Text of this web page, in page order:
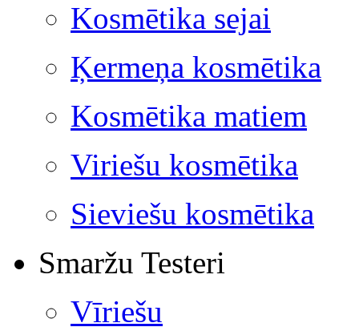
Kosmētika sejai
Ķermeņa kosmētika
Kosmētika matiem
Viriešu kosmētika
Sieviešu kosmētika
Smaržu Testeri
Vīriešu